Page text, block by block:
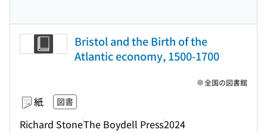
Bristol and the Birth of the
Atlantic economy, 1500-1700
紙 図書
Richard StoneThe Boydell Press2024
全国の図書館